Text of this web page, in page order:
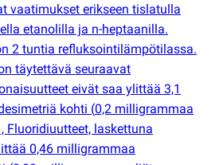
vaatimukset erikseen tislatulla
etanolilla ja n-heptaanilla.
2 tuntia refluksointilämpötilassa.
täytettävä seuraavat
eivät saa ylittää 3,1
kohti (0,2 milligrammaa
Fluoridiuutteet, laskettuna
0,46 milligrammaa